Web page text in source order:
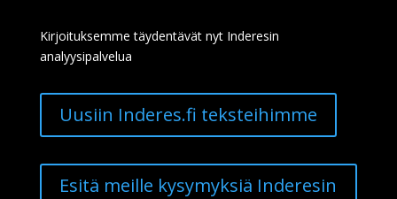
Kirjoituksemme täydentävät nyt Inderesin
analyysipalvelua
Uusiin Inderes.fi teksteihimme
Esitä meille kysymyksiä Inderesin